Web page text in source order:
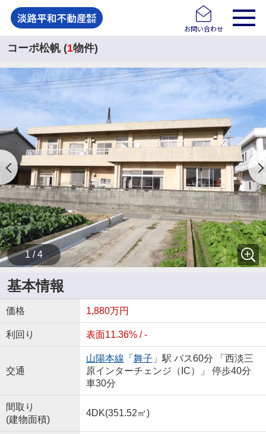
お問い合わせ
コーポ松帆 (1物件)
1 / 4
基本情報
価格 1,880万円
利回り 表面11.36% / -
交通
山陽本線 「 舞子 」駅 バス60分 「西淡三
原インターチェンジ（IC）」 停歩40分
車30分
間取り
(建物面積)
4DK(351.52㎡)